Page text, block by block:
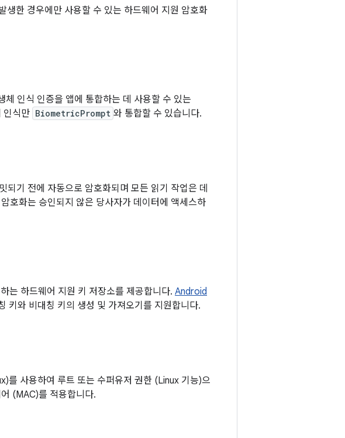
한 경우에만 사용할 수 있는 하드웨어 지원 암호화
인식 인증을 앱에 통합하는 데 사용할 수 있는
인식만 BiometricPrompt 와 통합할 수 있습니다.
기 전에 자동으로 암호화되며 모든 읽기 작업은 데
호화는 승인되지 않은 당사자가 데이터에 액세스하
는 하드웨어 지원 키 저장소를 제공합니다. Android
키와 비대칭 키의 생성 및 가져오기를 지원합니다.
를 사용하여 루트 또는 수퍼유저 권한 (Linux 기능)으
(MAC)를 적용합니다.